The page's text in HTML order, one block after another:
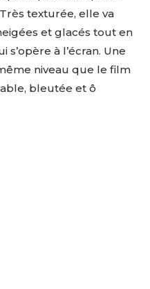
texturée, elle va
et glacés tout en
à l’écran. Une
niveau que le film
bleutée et ô